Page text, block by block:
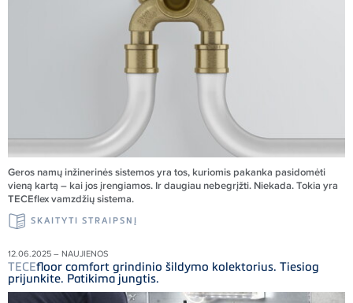
Geros namų inžinerinės sistemos yra tos, kuriomis pakanka pasidomėti
vieną kartą – kai jos įrengiamos. Ir daugiau nebegrįžti. Niekada. Tokia yra
TECEflex vamzdžių sistema.
SKAITYTI STRAIPSNĮ
12.06.2025 – NAUJIENOS
TECEfloor comfort grindinio šildymo kolektorius. Tiesiog
prijunkite. Patikima jungtis.